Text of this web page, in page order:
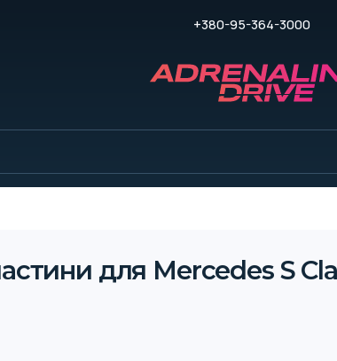
+380-95-364-3000
для Mercedes S